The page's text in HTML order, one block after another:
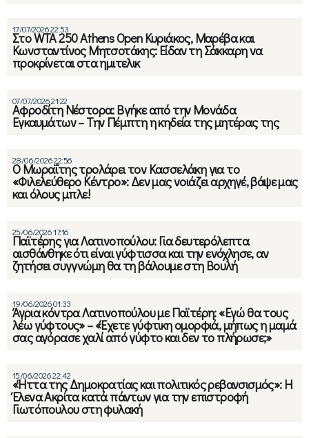
17/07/2026 22:53
Στο WTA 250 Athens Open Κυριάκος, Μαρέβα και
Κωνσταντίνος Μητσοτάκης: Είδαν τη Σάκκαρη να
προκρίνεται στα ημιτελικ
07/07/2026 21:22
Αφροδίτη Νέστορα: Βγήκε από την Μονάδα
Εγκαυμάτων – Την Πέμπτη η κηδεία της μητέρας της
28/06/2026 22:56
Ο Μωραΐτης τρολάρει τον Κασσελάκη για το
«Φιλελεύθερο Κέντρο»: Δεν μας νοιάζει αρχηγέ, βάψε μας
και όλους μπλε!
25/06/2026 17:16
Παϊτέρης για Λατινοπούλου: Για δευτερόλεπτα
αισθάνθηκε ότι είναι γύφτισσα και την ενόχλησε, αν
ζητήσει συγγνώμη θα τη βάλουμε στη Βουλή
19/06/2026 01:33
Άγρια κόντρα Λατινοπούλου με Παϊτέρη: «Εγώ θα τους
λέω γύφτους» – «Έχετε γύφτικη ομορφιά, μήπως η μαμά
σας αγόρασε χαλί από γύφτο και δεν το πλήρωσε;»
15/06/2026 22:42
«Ήττα της Δημοκρατίας και πολιτικός ρεβανσισμός»: Η
Έλενα Ακρίτα κατά πάντων για την επιστροφή
Γιωτόπουλου στη φυλακή